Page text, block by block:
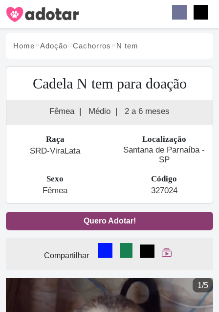
Home Adoção Cachorros N tem
Cadela N tem para doação
Fêmea | Médio | 2 a 6 meses
Raça
SRD-ViraLata
Localização
Santana de Parnaíba -
SP
Sexo
Fêmea
Código
327024
Quero Adotar!
Compartilhar
Compartilhar no Facebook
Compartilhar no
Compartilhar
Ver Web Story
1/5